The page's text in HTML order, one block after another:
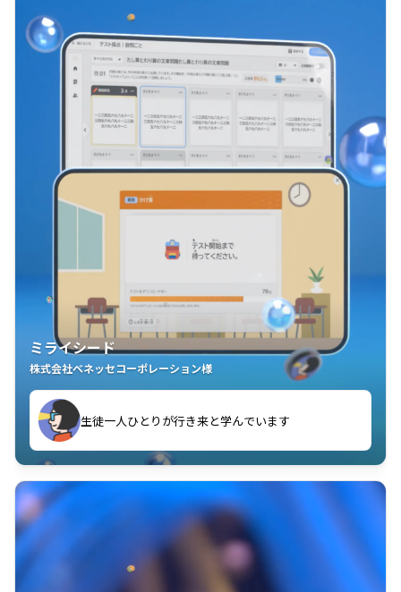
ミライシード
株式会社ベネッセコーポレーション様
生徒一人ひとりが行き来と学んでいます
教室中の児童生徒が「問題が解けてうれしい」「解く
ことが楽しい」を実感しています